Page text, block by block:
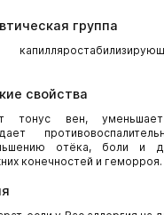
группа
свойства
тонус вен, уменьшает
отёка, боли и
конечностей и геморроя.